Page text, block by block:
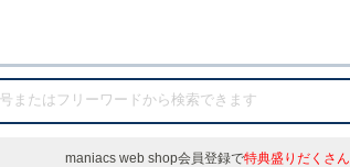
maniacs web shop会員登録で特典盛りだくさん